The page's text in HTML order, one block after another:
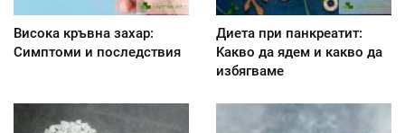
Висока кръвна захар:
Симптоми и последствия
Диета при панкреатит:
Kакво да ядем и какво да
избягваме